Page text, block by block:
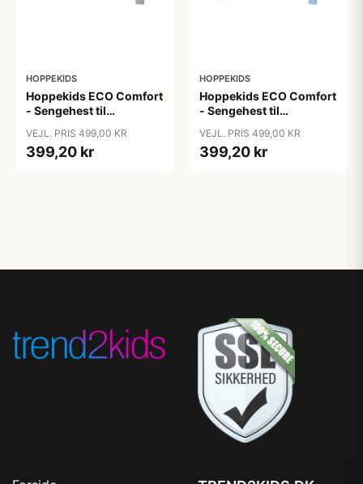
HOPPEKIDS
Hoppekids ECO Comfort
- Sengehest til
VEJL. PRIS 499,00 KR
399,20 kr
HOPPEKIDS
Hoppekids ECO Comfort
- Sengehest til
VEJL. PRIS 499,00 KR
399,20 kr